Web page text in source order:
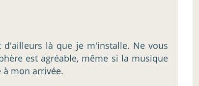
là que je m'installe. Ne vous
est agréable, même si la musique
mon arrivée.